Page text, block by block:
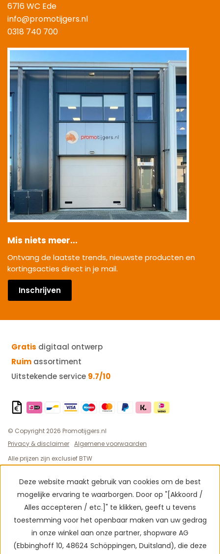
6716 WC Ede
info@promotijgers.nl
0318 740 700
Mis niets meer...
Ontvang de laatste trends, nieuwste producten en
kortingsacties direct in je mail.
Inschrijven
Gratis digitaal ontwerp
Ruim assortiment
Uitstekende service 9.7/10
© Copyright 2026 Promotijgers.nl
Privacy & disclaimer Algemene voorwaarden
Alle prijzen zijn exclusief BTW
Deze website maakt gebruik van cookies om de best
mogelijke ervaring te waarborgen. Door op "[Akkoord /
Alles accepteren / etc.]" te klikken, geeft u tevens
toestemming voor het openbaar maken van uw gedrag
in onze winkel aan onze partner, shopware AG
(Ebbinghoff 10, 48624 Schöppingen, Duitsland), die deze